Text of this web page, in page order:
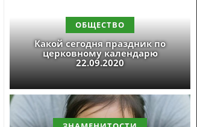
ОБЩЕСТВО
Какой сегодня праздник по
церковному календарю
22.09.2020